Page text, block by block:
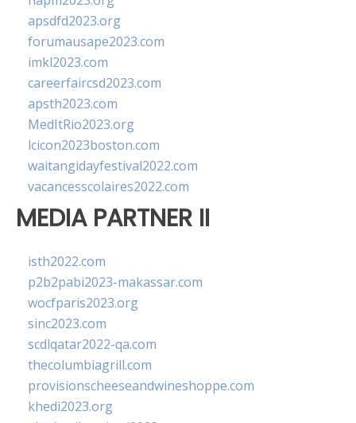
apsdfd2023.org
forumausape2023.com
imkl2023.com
careerfaircsd2023.com
apsth2023.com
MedItRio2023.org
lcicon2023boston.com
waitangidayfestival2022.com
vacancesscolaires2022.com
MEDIA PARTNER II
isth2022.com
p2b2pabi2023-makassar.com
wocfparis2023.org
sinc2023.com
scdlqatar2022-qa.com
thecolumbiagrill.com
provisionscheeseandwineshoppe.com
khedi2023.org